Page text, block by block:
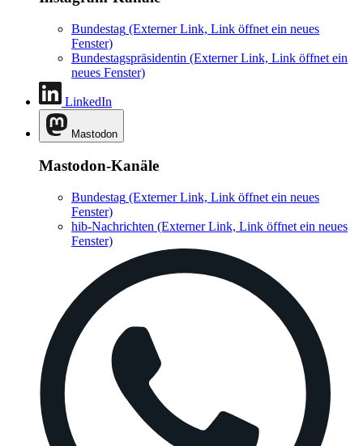
Bundestag (Externer Link, Link öffnet ein neues
Fenster)
Bundestagspräsidentin (Externer Link, Link öffnet ein
neues Fenster)
LinkedIn
Mastodon
Mastodon-Kanäle
Bundestag (Externer Link, Link öffnet ein neues
Fenster)
hib-Nachrichten (Externer Link, Link öffnet ein neues
Fenster)